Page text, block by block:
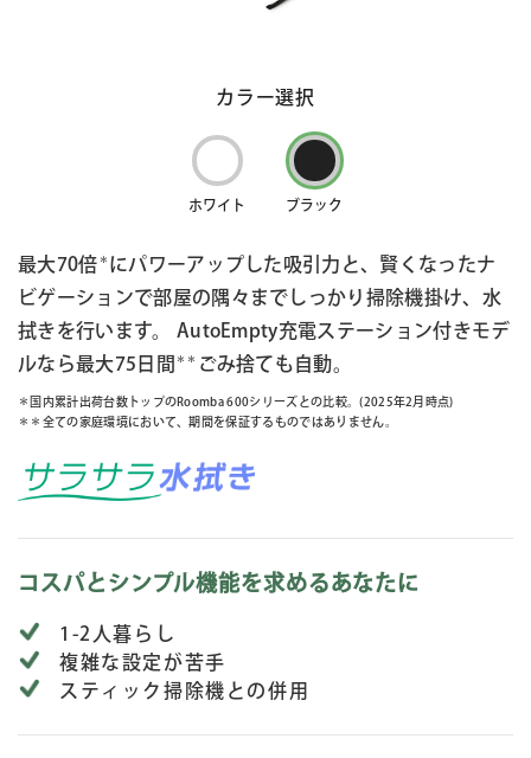
● ●
カラー選択
ホワイト ブラック
最大70倍 ＊ にパワーアップした吸引力と、賢くなったナ
ビゲーションで部屋の隅々までしっかり掃除機掛け、水
拭きを行います。 AutoEmpty充電ステーション付きモデ
ルなら最大75日間 ＊＊ ごみ捨ても自動。
＊国内累計出荷台数トップのRoomba 600シリーズとの比較。(2025年2月時点)
＊＊全ての家庭環境において、期間を保証するものではありません。
コスパとシンプル機能を求めるあなたに
1-2人暮らし
複雑な設定が苦手
スティック掃除機との併用